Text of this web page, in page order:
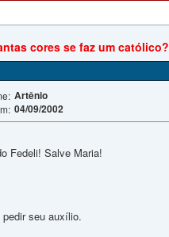
cores se faz um católico?
Artênio
04/09/2002
Fedeli! Salve Maria!
seu auxílio.